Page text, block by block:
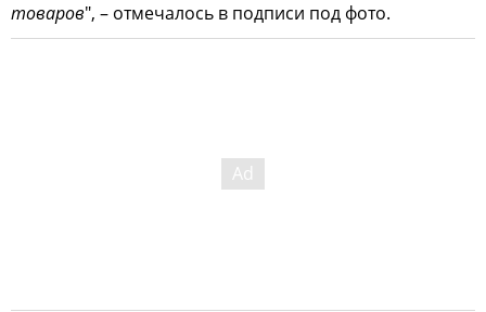
товаров", – отмечалось в подписи под фото.